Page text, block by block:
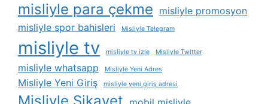
misliyle para çekme misliyle promosyon
misliyle spor bahisleri
Misliyle Telegram
misliyle tv misliyle tv izle Misliyle Twitter
misliyle whatsapp Misliyle Yeni Adres
Misliyle Yeni Giriş misliyle yeni giriş adresi